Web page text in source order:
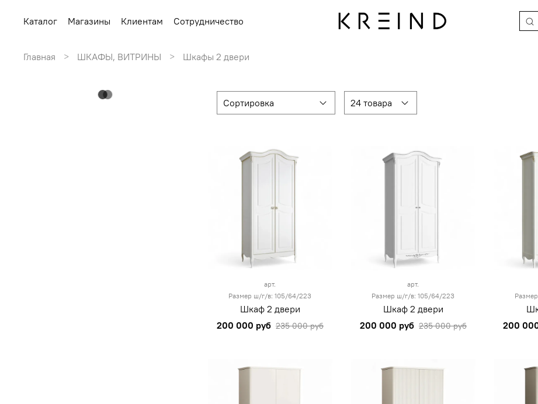
Каталог Магазины Клиентам Сотрудничество
Главная ШКАФЫ, ВИТРИНЫ Шкафы 2 двери
арт.
Размер ш/г/в: 105/64/223
Шкаф 2 двери
200 000 руб 235 000 руб
арт.
Размер ш/г/в: 105/64/223
Шкаф 2 двери
200 000 руб 235 000 руб
200